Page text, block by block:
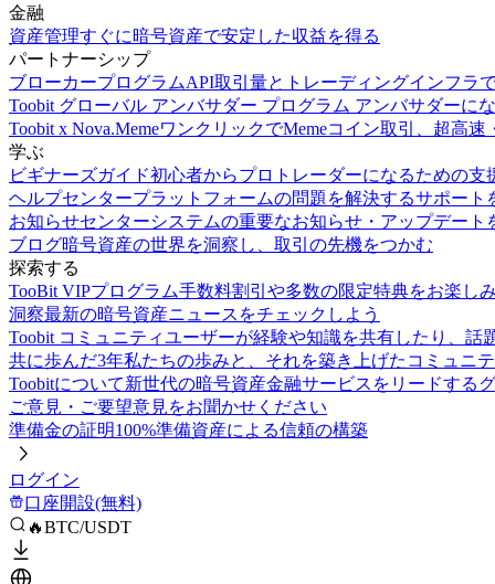
金融
資産管理すぐに暗号資産で安定した収益を得る
パートナーシップ
ブローカープログラムAPI取引量とトレーディングインフラ
Toobit グローバル アンバサダー プログラム アンバサダーに
Toobit x Nova.MemeワンクリックでMemeコイン取引、超高
学ぶ
ビギナーズガイド初心者からプロトレーダーになるための支
ヘルプセンタープラットフォームの問題を解決するサポート
お知らせセンターシステムの重要なお知らせ・アップデート
ブログ暗号資産の世界を洞察し、取引の先機をつかむ
探索する
TooBit VIPプログラム手数料割引や多数の限定特典をお楽し
洞察最新の暗号資産ニュースをチェックしよう
Toobit コミュニティユーザーが経験や知識を共有したり、話
共に歩んだ3年私たちの歩みと、それを築き上げたコミュニ
Toobitについて新世代の暗号資産金融サービスをリードする
ご意見・ご要望意見をお聞かせください
準備金の証明100%準備資産による信頼の構築
ログイン
口座開設(無料)
🔥BTC/USDT